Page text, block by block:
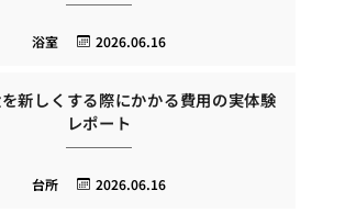
2026.06.16
浴室
新しくする際にかかる費用の実体験
レポート
2026.06.16
台所